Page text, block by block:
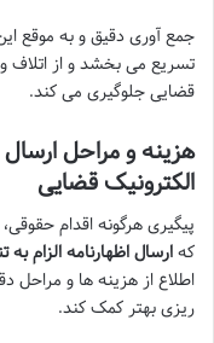
جمع آوری دقیق و به موقع
تسریع می بخشد و از اتلاف
قضایی جلوگیری می کند.
هزینه و مراحل
الکترونیک قضایی
پیگیری هرگونه اقدام
کهارسال اظهارنامه الزام
اطلاع از هزینه ها و مراحل
ریزی بهتر کمک کند.